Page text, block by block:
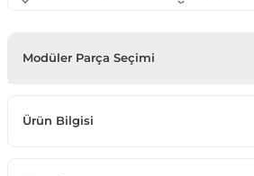
Modüler Parça Seçimi
Ürün Bilgisi